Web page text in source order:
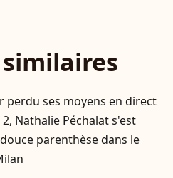
perdu ses moyens en direct
Nathalie Péchalat s'est
parenthèse dans le